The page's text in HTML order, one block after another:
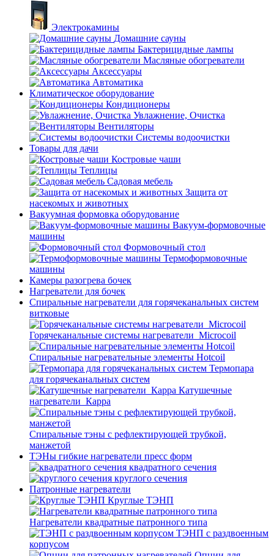
Электрокамины
Домашние сауны
Бактерицидные лампы
Масляные обогреватели
Аксессуары
Автоматика
Климатическое оборудование
Кондиционеры
Увлажнение, Очистка
Вентиляторы
Системы водоочистки
Товары для дачи
Костровые чаши
Теплицы
Садовая мебель
Защита от
насекомых и животных
Вакуумная формовка оборудование
Вакуум-формовочные
машины
Формовочный стол
Термоформовочные
машины
Камеры разогрева бочек
Нагреватели для бочек
Спиральные нагреватели для горячеканальных систем
витковые
Горячеканальные системы нагреватели_Microcoil
Спиральные нагревательные элементы Hotcoil
Термопара
для горячеканальных систем
Катушечные
нагреватели_Карра
Спиральные тэны с рефлектирующей трубкой,
манжетой
ТЭНы гибкие нагреватели пресс форм
квадратного сечения
круглого сечения
Патронные нагреватели
Круглые ТЭНП
Нагреватели квадратные патронного типа
ТЭНП с раздвоенным
корпусом